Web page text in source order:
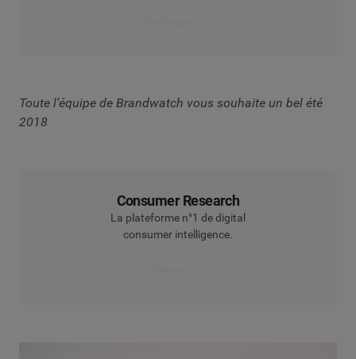
Toute l’équipe de Brandwatch vous souhaite un bel été
2018
Consumer Research
La plateforme n°1 de digital
consumer intelligence.